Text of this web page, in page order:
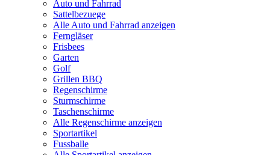
Auto und Fahrrad
Sattelbezuege
Alle Auto und Fahrrad anzeigen
Ferngläser
Frisbees
Garten
Golf
Grillen BBQ
Regenschirme
Sturmschirme
Taschenschirme
Alle Regenschirme anzeigen
Sportartikel
Fussballe